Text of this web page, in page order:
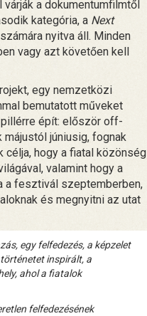
a dokumentumfilmtől
kategória, a Next
nyitva áll. Minden
vagy azt követően kell
egy nemzetközi
bemutatott műveket
épít: először off-
júniusig, fognak
célja, hogy a fiatal közönség
valamint hogy a
a fesztivál szeptemberben,
és megnyitni az utat
egy felfedezés, a képzelet
inspirált, a
ahol a fiatalok
felfedezésének